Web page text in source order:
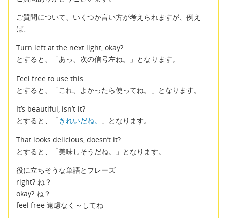
ご質問について、いくつか言い方が考えられますが、例え
ば、
Turn left at the next light, okay?
とすると、「あっ、次の信号左ね。」となります。
Feel free to use this.
とすると、「これ、よかったら使ってね。」となります。
It’s beautiful, isn’t it?
とすると、「きれいだね。
」となります。
That looks delicious, doesn’t it?
とすると、「美味しそうだね。」となります。
役に立ちそうな単語とフレーズ
right? ね？
okay? ね？
feel free 遠慮なく～してね